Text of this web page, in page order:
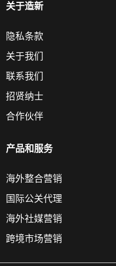
关于造新
隐私条款
关于我们
联系我们
招贤纳士
合作伙伴
产品和服务
海外整合营销
国际公关代理
海外社媒营销
跨境市场营销